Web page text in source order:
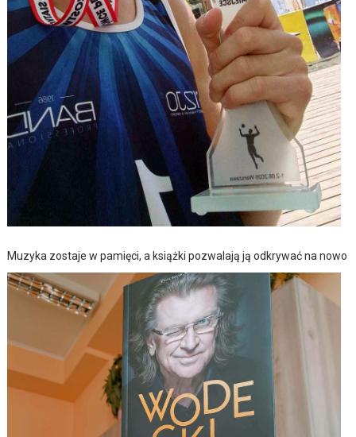
Muzyka zostaje w pamięci, a książki pozwalają ją odkrywać na nowo